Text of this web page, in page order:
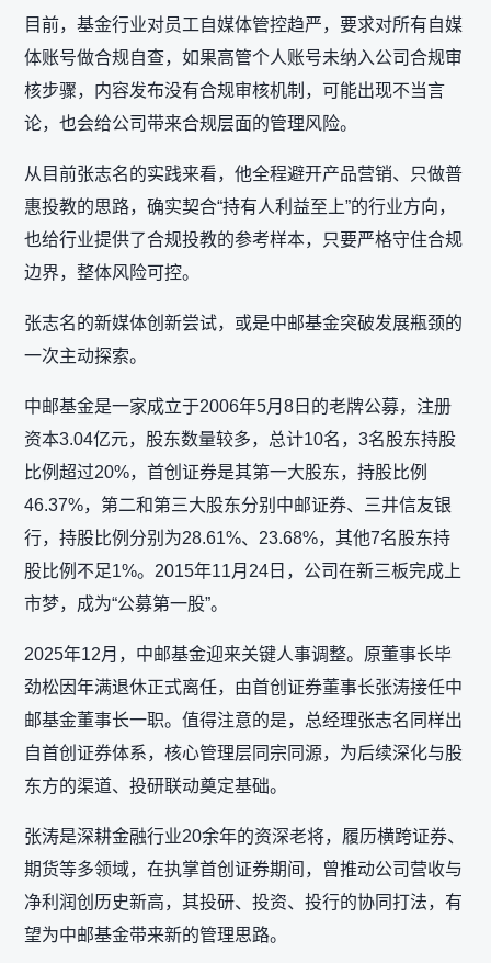
目前，基金行业对员工自媒体管控趋严，要求对所有自媒
体账号做合规自查，如果高管个人账号未纳入公司合规审
核步骤，内容发布没有合规审核机制，可能出现不当言
论，也会给公司带来合规层面的管理风险。
从目前张志名的实践来看，他全程避开产品营销、只做普
惠投教的思路，确实契合“持有人利益至上”的行业方向，
也给行业提供了合规投教的参考样本，只要严格守住合规
边界，整体风险可控。
张志名的新媒体创新尝试，或是中邮基金突破发展瓶颈的
一次主动探索。
中邮基金是一家成立于2006年5月8日的老牌公募，注册
资本3.04亿元，股东数量较多，总计10名，3名股东持股
比例超过20%，首创证券是其第一大股东，持股比例
46.37%，第二和第三大股东分别中邮证券、三井信友银
行，持股比例分别为28.61%、23.68%，其他7名股东持
股比例不足1%。2015年11月24日，公司在新三板完成上
市梦，成为“公募第一股”。
2025年12月，中邮基金迎来关键人事调整。原董事长毕
劲松因年满退休正式离任，由首创证券董事长张涛接任中
邮基金董事长一职。值得注意的是，总经理张志名同样出
自首创证券体系，核心管理层同宗同源，为后续深化与股
东方的渠道、投研联动奠定基础。
张涛是深耕金融行业20余年的资深老将，履历横跨证券、
期货等多领域，在执掌首创证券期间，曾推动公司营收与
净利润创历史新高，其投研、投资、投行的协同打法，有
望为中邮基金带来新的管理思路。